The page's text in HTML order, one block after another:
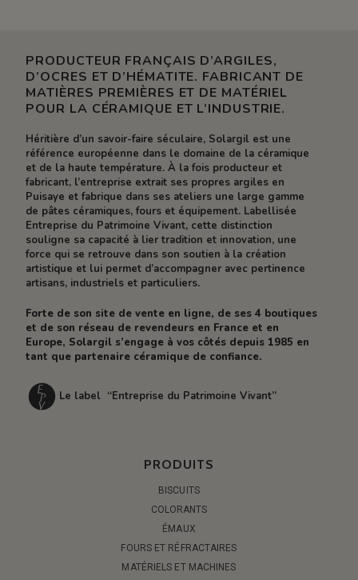
PRODUCTEUR FRANÇAIS D’ARGILES,
D’OCRES ET D’HÉMATITE. FABRICANT DE
MATIÈRES PREMIÈRES ET DE MATÉRIEL
POUR LA CÉRAMIQUE ET L’INDUSTRIE.
Héritière d’un savoir-faire séculaire, Solargil est une
référence européenne dans le domaine de la céramique
et de la haute température. À la fois producteur et
fabricant, l’entreprise extrait ses propres argiles en
Puisaye et fabrique dans ses ateliers une large gamme
de pâtes céramiques, fours et équipement. Labellisée
Entreprise du Patrimoine Vivant, cette distinction
souligne sa capacité à lier tradition et innovation, une
force qui se retrouve dans son soutien à la création
artistique et lui permet d’accompagner avec pertinence
artisans, industriels et particuliers.
Forte de son site de vente en ligne, de ses 4 boutiques
et de son réseau de revendeurs en France et en
Europe, Solargil s’engage à vos côtés depuis 1985 en
tant que partenaire céramique de confiance.
Le label “Entreprise du Patrimoine Vivant”
PRODUITS
BISCUITS
COLORANTS
ÉMAUX
FOURS ET RÉFRACTAIRES
MATÉRIELS ET MACHINES